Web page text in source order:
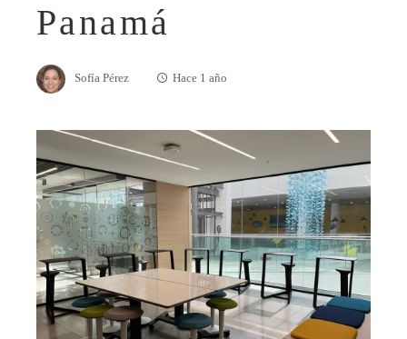
Panamá
Sofía Pérez Hace 1 año